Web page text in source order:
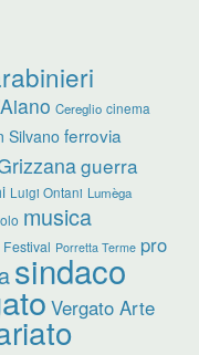
Cereglio cinema
Silvano ferrovia
guerra
Luigi Ontani Lumèga
musica
Festival Porretta Terme pro
sindaco
Vergato Arte